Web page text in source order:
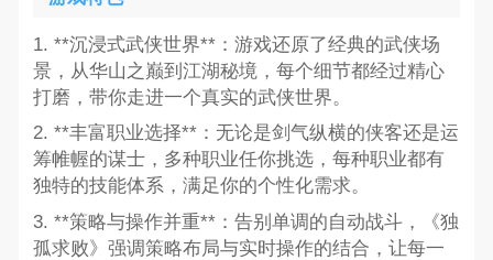
1. **沉浸式武侠世界**：游戏还原了经典的武侠场
景，从华山之巅到江湖秘境，每个细节都经过精心
打磨，带你走进一个真实的武侠世界。
2. **丰富职业选择**：无论是剑气纵横的侠客还是运
筹帷幄的谋士，多种职业任你挑选，每种职业都有
独特的技能体系，满足你的个性化需求。
3. **策略与操作并重**：告别单调的自动战斗，《独
孤求败》强调策略布局与实时操作的结合，让每一